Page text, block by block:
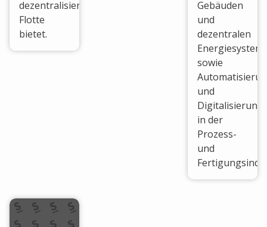
dezentralisierten
Flotte
bietet.
Gebäuden
und
dezentralen
sowie
und
Digitalisierung
in der
Prozess-
und